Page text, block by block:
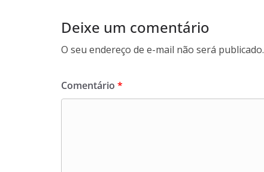
Deixe um comentário
O seu endereço de e-mail não será publicado.
Comentário *